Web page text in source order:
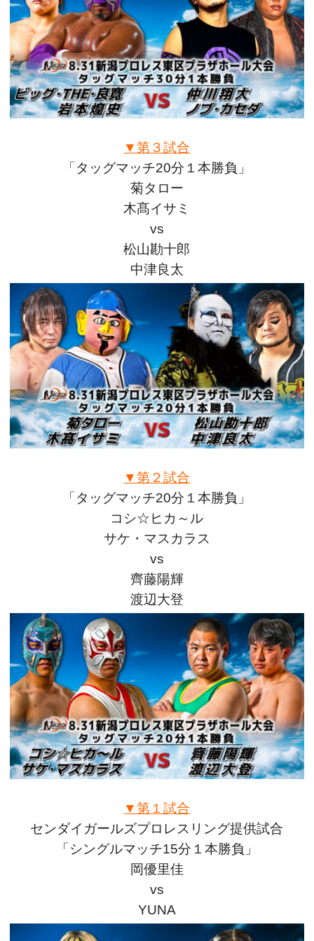
▼第３試合
「タッグマッチ20分１本勝負」
菊タロー
木髙イサミ
vs
松山勘十郎
中津良太
▼第２試合
「タッグマッチ20分１本勝負」
コシ☆ヒカ～ル
サケ・マスカラス
vs
齊藤陽輝
渡辺大登
▼第１試合
センダイガールズプロレスリング提供試合
「シングルマッチ15分１本勝負」
岡優里佳
vs
YUNA